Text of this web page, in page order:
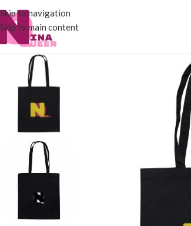
Skip to navigation
Skip to main content